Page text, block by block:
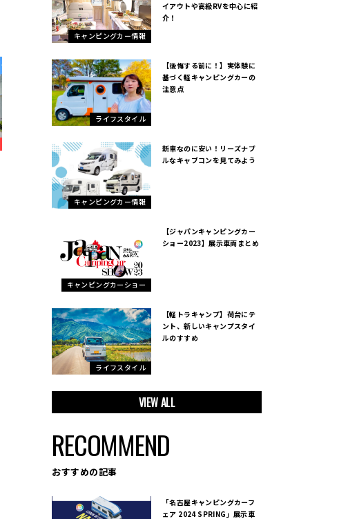
キャンピングカー情報
イアウトや高級RVを中心に紹
介！
ライフスタイル
【後悔する前に！】実体験に
基づく軽キャンピングカーの
注意点
キャンピングカー情報
新車なのに安い！リーズナブ
ルなキャブコンを見てみよう
キャンピングカーショー
【ジャパンキャンピングカー
ショー2023】展示車両まとめ
ライフスタイル
【軽トラキャンプ】荷台にテ
ント、新しいキャンプスタイ
ルのすすめ
VIEW ALL
RECOMMEND
おすすめの記事
「名古屋キャンピングカーフ
ェア 2024 SPRING」展示車